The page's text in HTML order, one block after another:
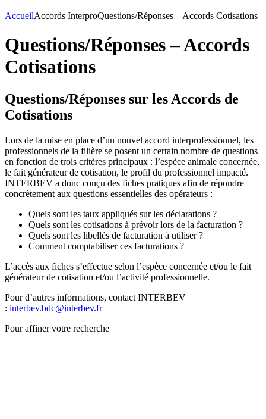
AccueilAccords InterproQuestions/Réponses – Accords Cotisations
Questions/Réponses – Accords
Cotisations
Questions/Réponses sur les Accords de
Cotisations
Lors de la mise en place d’un nouvel accord interprofessionnel, les
professionnels de la filière se posent un certain nombre de questions
en fonction de trois critères principaux : l’espèce animale concernée,
le fait générateur de cotisation, le profil du professionnel impacté.
INTERBEV a donc conçu des fiches pratiques afin de répondre
concrètement aux questions essentielles des opérateurs :
Quels sont les taux appliqués sur les déclarations ?
Quels sont les cotisations à prévoir lors de la facturation ?
Quels sont les libellés de facturation à utiliser ?
Comment comptabiliser ces facturations ?
L’accès aux fiches s’effectue selon l’espèce concernée et/ou le fait
générateur de cotisation et/ou l’activité professionnelle.
Pour d’autres informations, contact INTERBEV
: interbev.bdc@interbev.fr
Pour affiner votre recherche